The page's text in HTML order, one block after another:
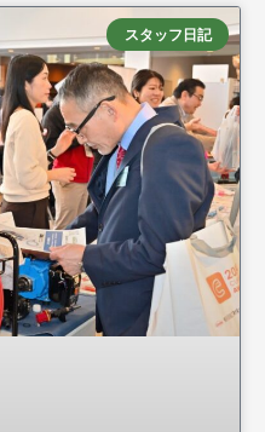
スタッフ日記